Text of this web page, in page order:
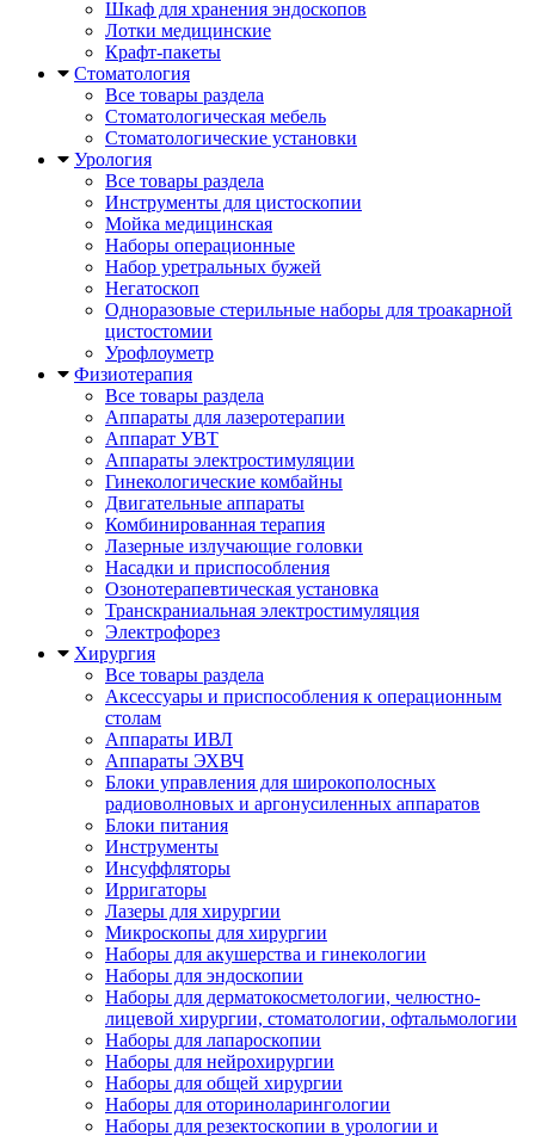
Шкаф для хранения эндоскопов
Лотки медицинские
Крафт-пакеты
Стоматология
Все товары раздела
Стоматологическая мебель
Стоматологические установки
Урология
Все товары раздела
Инструменты для цистоскопии
Мойка медицинская
Наборы операционные
Набор уретральных бужей
Негатоскоп
Одноразовые стерильные наборы для троакарной
цистостомии
Урофлоуметр
Физиотерапия
Все товары раздела
Аппараты для лазеротерапии
Аппарат УВТ
Аппараты электростимуляции
Гинекологические комбайны
Двигательные аппараты
Комбинированная терапия
Лазерные излучающие головки
Насадки и приспособления
Озонотерапевтическая установка
Транскраниальная электростимуляция
Электрофорез
Хирургия
Все товары раздела
Аксессуары и приспособления к операционным
столам
Аппараты ИВЛ
Аппараты ЭХВЧ
Блоки управления для широкополосных
радиоволновых и аргонусиленных аппаратов
Блоки питания
Инструменты
Инсуффляторы
Ирригаторы
Лазеры для хирургии
Микроскопы для хирургии
Наборы для акушерства и гинекологии
Наборы для эндоскопии
Наборы для дерматокосметологии, челюстно-
лицевой хирургии, стоматологии, офтальмологии
Наборы для лапароскопии
Наборы для нейрохирургии
Наборы для общей хирургии
Наборы для оториноларингологии
Наборы для резектоскопии в урологии и